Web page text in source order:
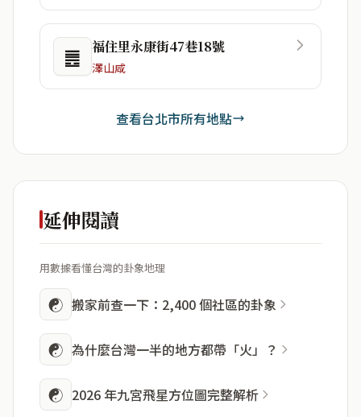
䷌ 福住里永康街47巷18號
澤山咸
查看台北市所有地點
延伸閱讀
用數據看懂台灣的卦象地理
☯ 搬家前查一下：2,400 個社區的卦象
☯ 為什麼台灣一半的地方都帶「火」？
☯ 2026 年九宮飛星方位圖完整解析